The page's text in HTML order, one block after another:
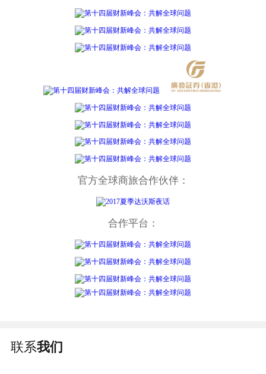
官方全球商旅合作伙伴：
合作平台：
联系我们